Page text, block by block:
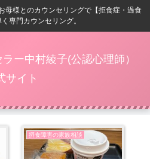
母様とのカウンセリングで【拒食症・過食
専門カウンセリング。
ラー中村綾子(公認心理師）
サイト
摂食障害の家族相談